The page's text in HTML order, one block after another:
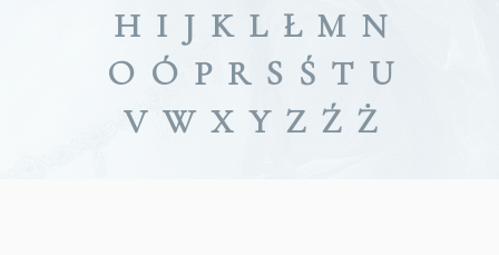
H I J K L Ł M N
O Ó P R S Ś T U
V W X Y Z Ź Ż